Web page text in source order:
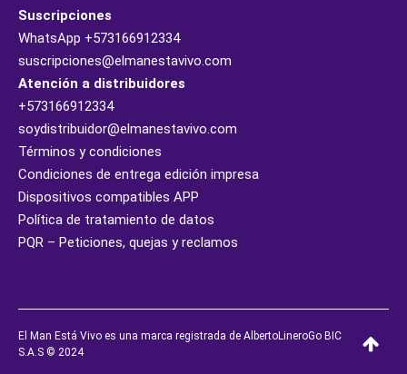
Suscripciones
WhatsApp +573166912334
suscripciones@elmanestavivo.com
Atención a distribuidores
+573166912334
soydistribuidor@elmanestavivo.com
Términos y condiciones
Condiciones de entrega edición impresa
Dispositivos compatibles APP
Política de tratamiento de datos
PQR – Peticiones, quejas y reclamos
El Man Está Vivo es una marca registrada de AlbertoLineroGo BIC
S.A.S © 2024